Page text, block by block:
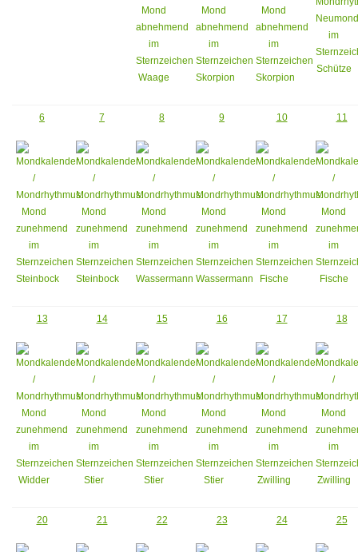
6 7 8 9 10 11
13 14 15 16 17 18
20 21 22 23 24 25